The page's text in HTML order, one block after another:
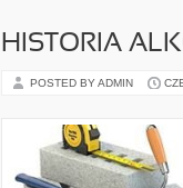
HISTORIA
POSTED BY ADMIN